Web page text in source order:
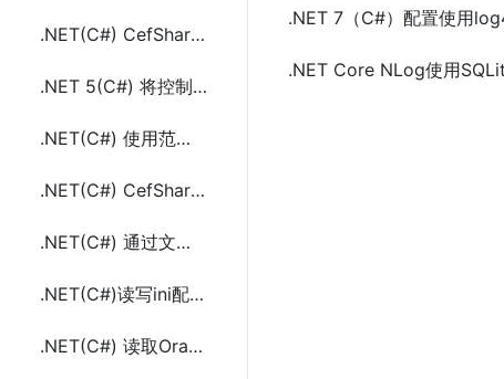
.NET(C#) CefSharp 实现同一个网站多个帐户同时登陆
.NET 5(C#) 将控制台程序(Console Application)发布成单个exe文件
.NET(C#) 使用范围(range)索引获取子列表或数组
.NET(C#) CefSharp 实现模拟上传图片文件
.NET(C#) 通过文字和logo图片生成视频封面
.NET(C#)读写ini配置文件的方法及示例代码
.NET(C#) 读取Oracle的tnsnames.ora中key和value的方法及示例代码
.NET 7（C#）配置使用
.NET Core NLog使用